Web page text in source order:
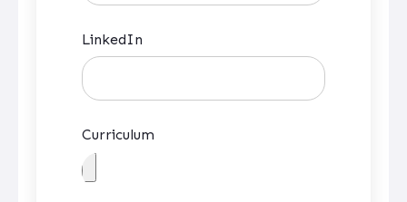
LinkedIn
Curriculum